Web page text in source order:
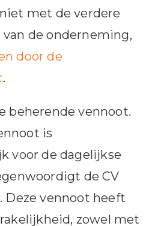
met de verdere
van de onderneming,
door de
.
beherende vennoot.
is
voor de dagelijkse
de CV
Deze vennoot heeft
zowel met